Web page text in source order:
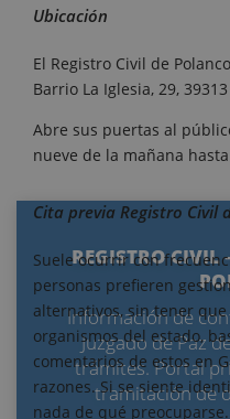
REGISTRO CIVIL
Información de
Juzgado de Paz
trámites. Portal
tramitación de
Ubicación
El Registro Civil de
Barrio La Iglesia, 29,
Abre sus puertas al
nueve de la mañana
Cita previa Registro Civil
Suele ocurrir con
personas prefieren
alternativos, sin tener
organismos del estado,
comentarios de estos en
razones. Si se siente
nada de qué preocuparse.